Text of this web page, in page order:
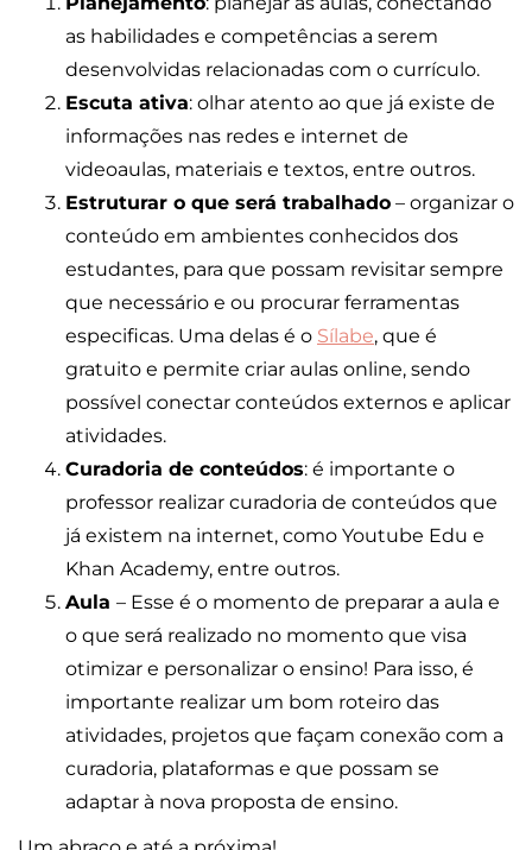
as habilidades e competências a serem
desenvolvidas relacionadas com o currículo.
Escuta ativa: olhar atento ao que já existe de
informações nas redes e internet de
videoaulas, materiais e textos, entre outros.
Estruturar o que será trabalhado – organizar o
conteúdo em ambientes conhecidos dos
estudantes, para que possam revisitar sempre
que necessário e ou procurar ferramentas
especificas. Uma delas é o Sílabe, que é
gratuito e permite criar aulas online, sendo
possível conectar conteúdos externos e aplicar
atividades.
Curadoria de conteúdos: é importante o
professor realizar curadoria de conteúdos que
já existem na internet, como Youtube Edu e
Khan Academy, entre outros.
Aula – Esse é o momento de preparar a aula e
o que será realizado no momento que visa
otimizar e personalizar o ensino! Para isso, é
importante realizar um bom roteiro das
atividades, projetos que façam conexão com a
curadoria, plataformas e que possam se
adaptar à nova proposta de ensino.